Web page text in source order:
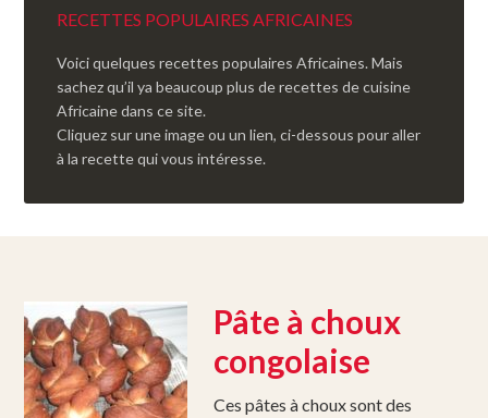
RECETTES POPULAIRES AFRICAINES
Voici quelques recettes populaires Africaines. Mais
sachez qu’il ya beaucoup plus de recettes de cuisine
Africaine dans ce site.
Cliquez sur une image ou un lien, ci-dessous pour aller
à la recette qui vous intéresse.
Pâte à choux
congolaise
Ces pâtes à choux sont des